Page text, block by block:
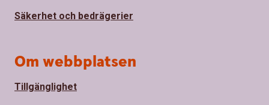
Säkerhet och bedrägerier
Om webbplatsen
Tillgänglighet